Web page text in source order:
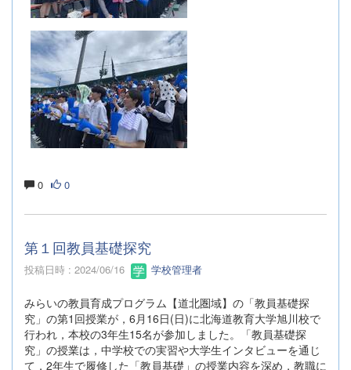
0 0
第１回教員基礎探究
投稿日時 : 2024/06/16 学校管理者
みらいの教員育成プログラム【道北圏域】の「教員基礎探
究」の第1回授業が，6月16日(日)に北海道教育大学旭川校で
行われ，本校の3年生15名が参加しました。「教員基礎探
究」の授業は，中学校での実習や大学生インタビューを通じ
て，2年生で履修した「教員基礎」の授業内容を深め，教職に